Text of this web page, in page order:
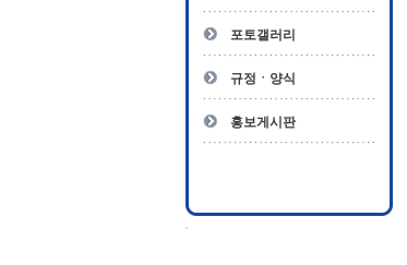
- 전문수련기관
포토갤러리
규정ㆍ양식
홍보게시판